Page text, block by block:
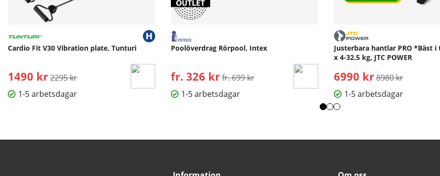
Cardio Fit V30 Vibration plate, Tunturi
1490 kr Ordinarie pris:
2295 kr
1-5 arbetsdagar
Poolöverdrag Rörpool, Intex
fr. 326 krOrdinarie pris:
fr. 699 kr
1-5 arbetsdagar
Justerbara hantlar PRO *Bäst i
x 4-32.5 kg, JTC POWER
6990 kr Ordinarie pris:
8980 kr
1-5 arbetsdagar